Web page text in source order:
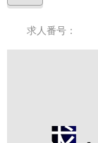
求人番号：